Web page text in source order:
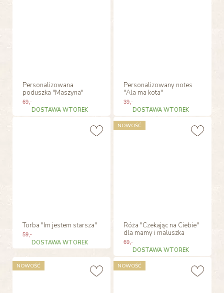
Personalizowana
poduszka "Maszyna"
69,-
DOSTAWA WTOREK
Personalizowany notes
"Ala ma kota"
39 ,-
DOSTAWA WTOREK
Torba "Im jestem starsza"
59,-
DOSTAWA WTOREK
Róża "Czekając na Ciebie"
dla mamy i maluszka
69 ,-
DOSTAWA WTOREK
NOWOŚĆ
NOWOŚĆ NOWOŚĆ